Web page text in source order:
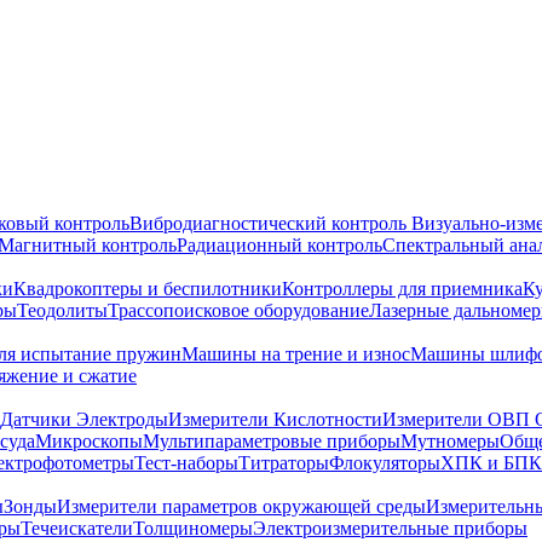
контрольВибродиагностический контроль Визуально-
контрольРадиационный контрольСпектральный
Квадрокоптеры и беспилотникиКонтроллеры для приемника
ТеодолитыТрассопоисковое оборудованиеЛазерные
испытание пружинМашины на трение и износМашины
и сжатие
Датчики ЭлектродыИзмерители КислотностиИзмерители ОВП
МикроскопыМультипараметровые приборыМутномеры
Тест-наборыТитраторыФлокуляторыХПК и БПК
ЗондыИзмерители параметров окружающей среды
ТечеискателиТолщиномерыЭлектроизмерительные приборы